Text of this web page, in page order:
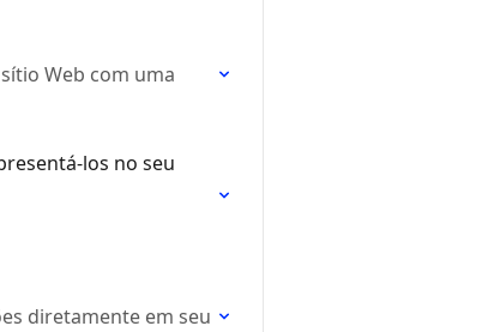
Web com uma
los no seu
diretamente em seu